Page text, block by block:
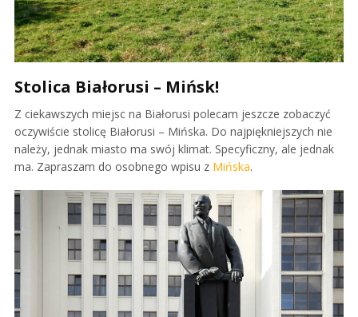
Stolica Białorusi – Mińsk!
Z ciekawszych miejsc na Białorusi polecam jeszcze zobaczyć
oczywiście stolicę Białorusi – Mińska. Do najpiękniejszych nie
należy, jednak miasto ma swój klimat. Specyficzny, ale jednak
ma. Zapraszam do osobnego wpisu z Mińska.